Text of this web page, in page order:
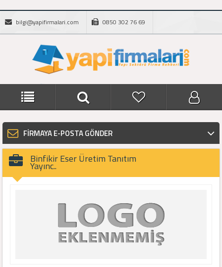
bilgi@yapifirmalari.com 0850 302 76 69
FİRMAYA E-POSTA GÖNDER
Binfikir Eser Üretim Tanıtım
Yayınc..